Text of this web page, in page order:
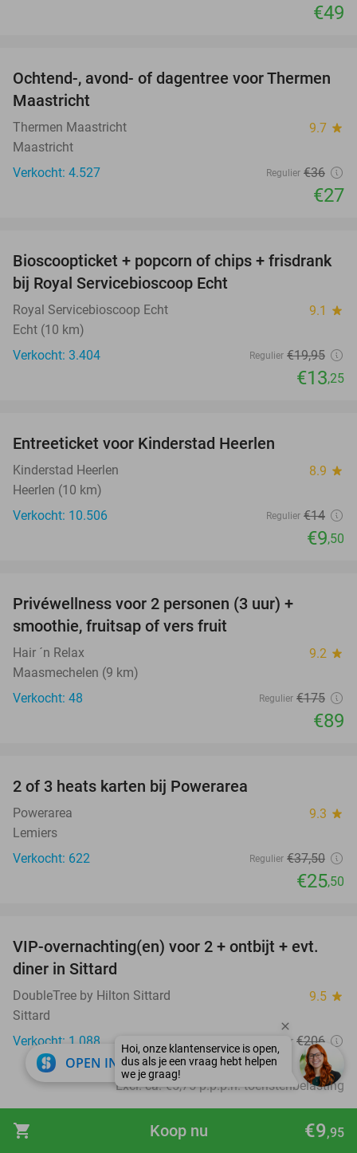
shopping_cart €9,95
Koop nu
€49
25%
Ochtend-, avond- of dagentree voor Thermen
Maastricht
Thermen Maastricht 9.7 star
Maastricht
Verkocht: 4.527
Regulier €36
€27
34%
Bioscoopticket + popcorn of chips + frisdrank
bij Royal Servicebioscoop Echt
Royal Servicebioscoop Echt 9.1 star
Echt (10 km)
Verkocht: 3.404
Regulier €19,95
€13,25
Entreeticket voor Kinderstad Heerlen
Kinderstad Heerlen 8.9 star
Heerlen (10 km)
Verkocht: 10.506
Regulier €14
€9,50
Privéwellness voor 2 personen (3 uur) +
smoothie, fruitsap of vers fruit
Hair ´n Relax 9.2 star
Maasmechelen (9 km)
Verkocht: 48
Regulier €175
€89
2 of 3 heats karten bij Powerarea
Powerarea 9.3 star
Lemiers
Verkocht: 622
Regulier €37,50
€25,50
33%
VIP-overnachting(en) voor 2 + ontbijt + evt.
diner in Sittard
DoubleTree by Hilton Sittard 9.5 star
Sittard
Verkocht: 1.088
Regulier €206
€139
Excl. ca. €5,75 p.p.p.n. toeristenbelasting
favorite_border
OPEN IN APP close
Hoi, onze klantenservice is open,
dus als je een vraag hebt helpen
we je graag!